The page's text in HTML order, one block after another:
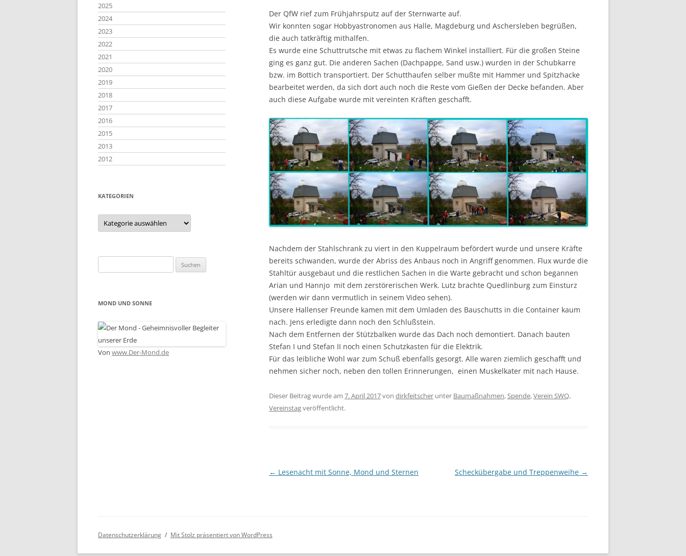
Der QfW rief zum Frühjahrsputz auf der Sternwarte auf.
Wir konnten sogar Hobbyastronomen aus Halle, Magdeburg und Aschersleben begrüßen,
die auch tatkräftig mithalfen.
Es wurde eine Schuttrutsche mit etwas zu flachem Winkel installiert. Für die großen Steine
ging es ganz gut. Die anderen Sachen (Dachpappe, Sand usw.) wurden in der Schubkarre
bzw. im Bottich transportiert. Der Schutthaufen selber mußte mit Hammer und Spitzhacke
bearbeitet werden, da sich dort auch noch die Reste vom Gießen der Decke befanden. Aber
auch diese Aufgabe wurde mit vereinten Kräften geschafft.
Nachdem der Stahlschrank zu viert in den Kuppelraum befördert wurde und unsere Kräfte
bereits schwanden, wurde der Abriss des Anbaus noch in Angriff genommen. Flux wurde die
Stahltür ausgebaut und die restlichen Sachen in die Warte gebracht und schon begannen
Arian und Hannjo mit dem zerstörerischen Werk. Lutz brachte Quedlinburg zum Einsturz
(werden wir dann vermutlich in seinem Video sehen).
Unsere Hallenser Freunde kamen mit dem Umladen des Bauschutts in die Container kaum
nach. Jens erledigte dann noch den Schlußstein.
Nach dem Entfernen der Stützbalken wurde das Dach noch demontiert. Danach bauten
Stefan I und Stefan II noch einen Schutzkasten für die Elektrik.
Für das leibliche Wohl war zum Schuß ebenfalls gesorgt. Alle waren ziemlich geschafft und
nehmen sicher noch, neben den tollen Erinnerungen, einen Muskelkater mit nach Hause.
Dieser Beitrag wurde am7. April 2017vondirkfeitscher unter Baumaßnahmen,Spende,Verein SWQ,
Vereinstagveröffentlicht.
Beitragsnavigation
← Lesenacht mit Sonne, Mond und Sternen Scheckübergabe und Treppenweihe →
2025
2024
2023
2022
2021
2020
2019
2018
2017
2016
2015
2013
2012
KATEGORIEN
Kategorien
nach:
MOND UND SONNE
Von www.Der-Mond.de
Datenschutzerklärung Mit Stolz präsentiert von WordPress